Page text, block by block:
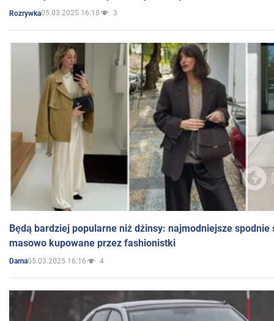
Rozrywka05.03.2025 16:18 3
Będą bardziej popularne niż dżinsy: najmodniejsze spodnie
masowo kupowane przez fashionistki
Dama05.03.2025 16:16 4